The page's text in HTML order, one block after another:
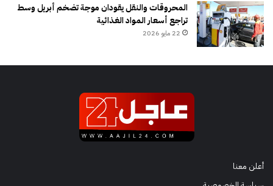
المحروقات والنقل يقودان موجة تضخم أبريل وسط
تراجع أسعار المواد الغذائية
22 مايو 2026
أعلن معنا